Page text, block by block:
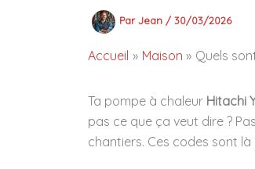
ParJean / 30/03/2026
Accueil Maison Quels
Ta pompe à chaleur Hitachi
pas ce que ça veut dire ?
chantiers. Ces codes sont